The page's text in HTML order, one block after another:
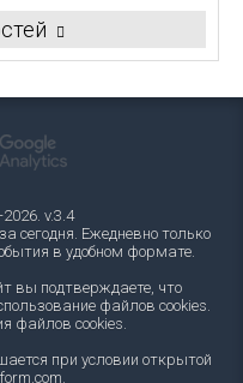
v.3.4
сегодня. Ежедневно только
в удобном формате.
вы подтверждаете, что
файлов cookies.
файлов cookies.
при условии открытой